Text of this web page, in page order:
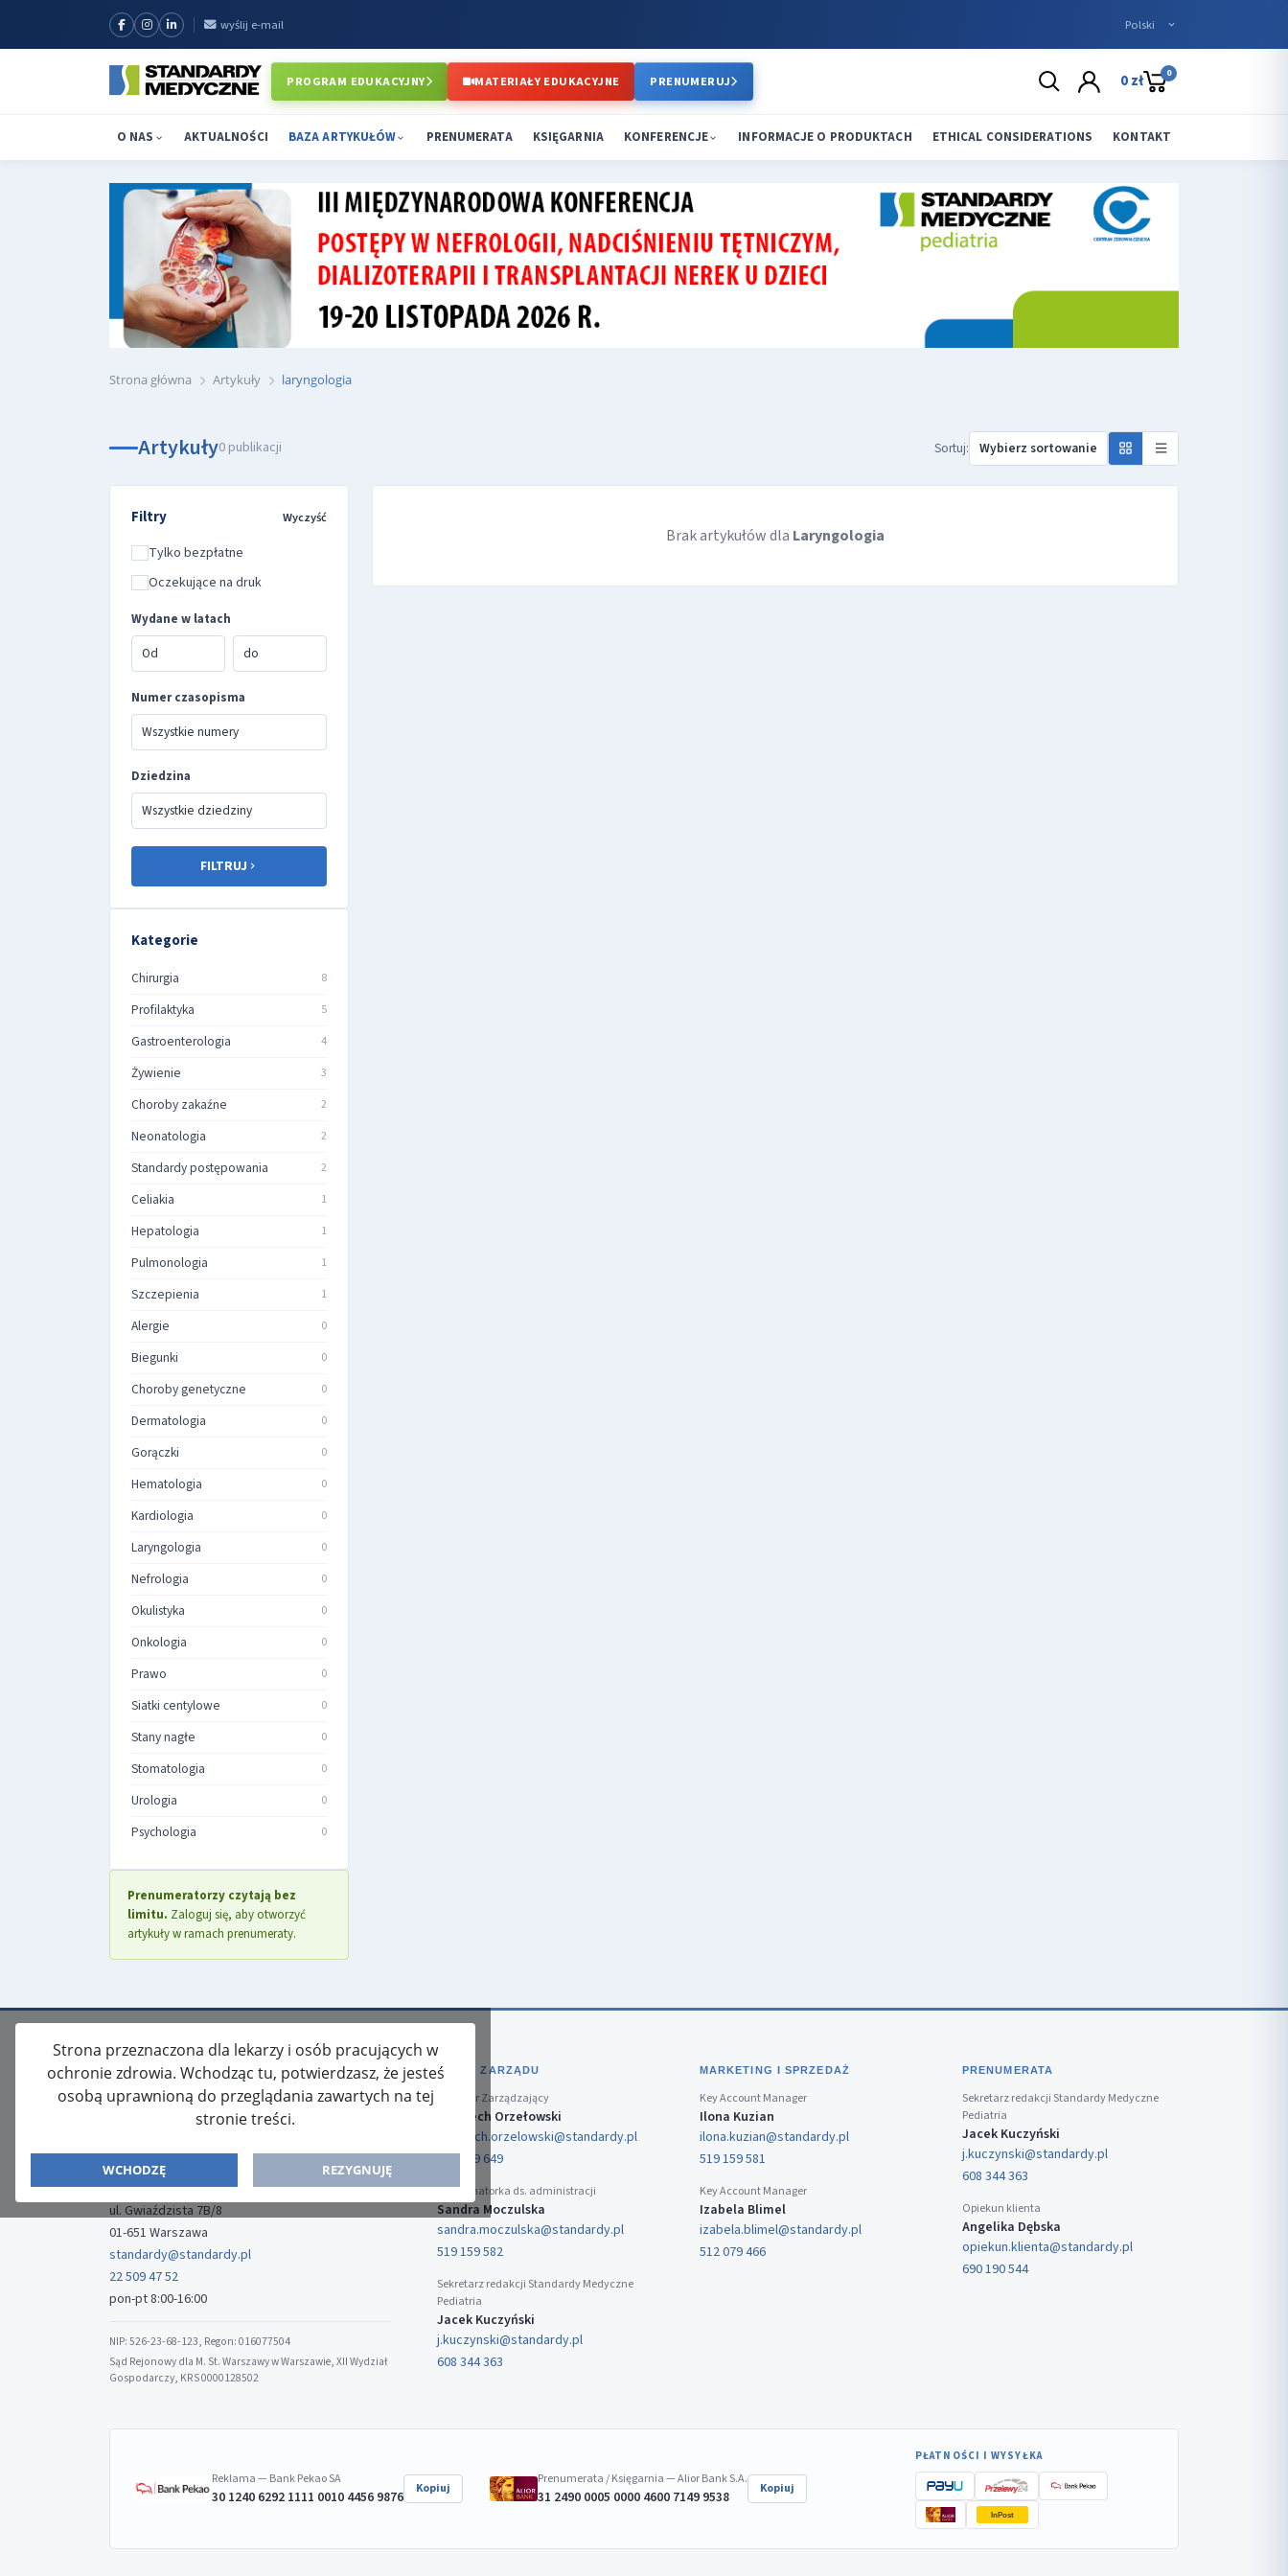
wyślij e-mail
PROGRAM EDUKACYJNY MATERIAŁY EDUKACYJNE PRENUMERUJ 0 zł 0
O NAS AKTUALNOŚCI BAZA ARTYKUŁÓW PRENUMERATA KSIĘGARNIA KONFERENCJE INFORMACJE O PRODUKTACH ETHICAL CONSIDERATIONS KONTAKT
Strona główna Artykuły laryngologia
Artykuły0 publikacji Sortuj:
Filtry Wyczyść
Tylko bezpłatne
Oczekujące na druk
Wydane w latach
Numer czasopisma
Dziedzina
FILTRUJ
Kategorie
Chirurgia 8
Profilaktyka 5
Gastroenterologia 4
Żywienie 3
Choroby zakaźne 2
Neonatologia 2
Standardy postępowania 2
Celiakia 1
Hepatologia 1
Pulmonologia 1
Szczepienia 1
Alergie 0
Biegunki 0
Choroby genetyczne 0
Dermatologia 0
Gorączki 0
Hematologia 0
Kardiologia 0
Laryngologia 0
Nefrologia 0
Okulistyka 0
Onkologia 0
Prawo 0
Siatki centylowe 0
Stany nagłe 0
Stomatologia 0
Urologia 0
Psychologia 0
Prenumeratorzy czytają bez
limitu. Zaloguj się, aby otworzyć
artykuły w ramach prenumeraty.
Brak artykułów dla Laryngologia
Strona przeznaczona dla lekarzy i osób pracujących w
ochronie zdrowia. Wchodząc tu, potwierdzasz, że jesteś
osobą uprawnioną do przeglądania zawartych na tej
stronie treści.
WCHODZĘ REZYGNUJĘ
ISSN: 2080-5438
Media-Press Sp. z o.o.
ul. Gwiaździsta 7B/8
01-651 Warszawa
standardy@standardy.pl
22 509 47 52
pon-pt 8:00-16:00
NIP: 526-23-68-123, Regon: 016077504
Sąd Rejonowy dla M. St. Warszawy w Warszawie, XII Wydział
Gospodarczy, KRS 0000128502
BIURO ZARZĄDU
Dyrektor Zarządzający
Wojciech Orzełowski
wojciech.orzelowski@standardy.pl
519 159 649
Koordynatorka ds. administracji
Sandra Moczulska
sandra.moczulska@standardy.pl
519 159 582
Sekretarz redakcji Standardy Medyczne
Pediatria
Jacek Kuczyński
j.kuczynski@standardy.pl
608 344 363
MARKETING I SPRZEDAŻ
Key Account Manager
Ilona Kuzian
ilona.kuzian@standardy.pl
519 159 581
Key Account Manager
Izabela Blimel
izabela.blimel@standardy.pl
512 079 466
PRENUMERATA
Sekretarz redakcji Standardy Medyczne
Pediatria
Jacek Kuczyński
j.kuczynski@standardy.pl
608 344 363
Opiekun klienta
Angelika Dębska
opiekun.klienta@standardy.pl
690 190 544
Reklama — Bank Pekao SA
30 1240 6292 1111 0010 4456 9876 Kopiuj
Prenumerata / Księgarnia — Alior Bank S.A.
31 2490 0005 0000 4600 7149 9538 Kopiuj
PŁATNOŚCI I WYSYŁKA
InPost